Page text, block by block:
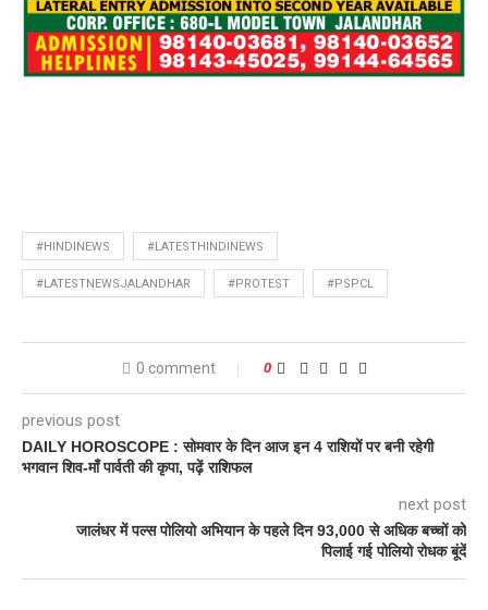
#HINDINEWS #LATESTHINDINEWS
#LATESTNEWSJALANDHAR #PROTEST #PSPCL
0 comment 0
previous post
DAILY HOROSCOPE : सोमवार के दिन आज इन 4 राशियों पर बनी रहेगी
भगवान शिव-माँ पार्वती की कृपा, पढ़ें राशिफल
next post
जालंधर में पल्स पोलियो अभियान के पहले दिन 93,000 से अधिक बच्चों को
पिलाई गई पोलियो रोधक बूंदें